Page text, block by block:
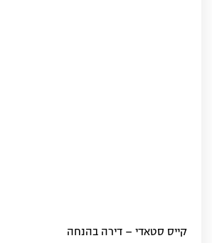
קייס סטאדי – דירה בהנחה